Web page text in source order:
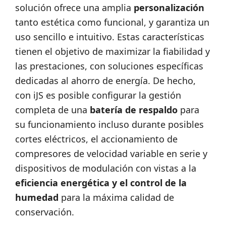
solución ofrece una amplia personalización
tanto estética como funcional, y garantiza un
uso sencillo e intuitivo. Estas características
tienen el objetivo de maximizar la fiabilidad y
las prestaciones, con soluciones específicas
dedicadas al ahorro de energía. De hecho,
con iJS es posible configurar la gestión
completa de una batería de respaldo para
su funcionamiento incluso durante posibles
cortes eléctricos, el accionamiento de
compresores de velocidad variable en serie y
dispositivos de modulación con vistas a la
eficiencia energética y el control de la
humedad para la máxima calidad de
conservación.